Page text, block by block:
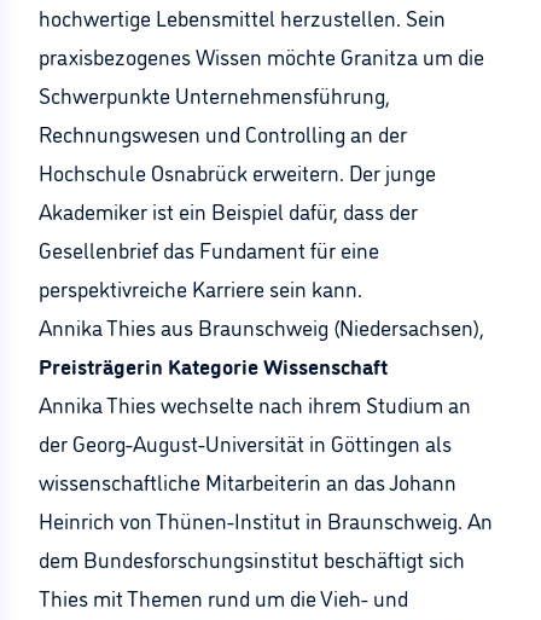
hochwertige Lebensmittel herzustellen. Sein
praxisbezogenes Wissen möchte Granitza um die
Schwerpunkte Unternehmensführung,
Rechnungswesen und Controlling an der
Hochschule Osnabrück erweitern. Der junge
Akademiker ist ein Beispiel dafür, dass der
Gesellenbrief das Fundament für eine
perspektivreiche Karriere sein kann.
Annika Thies aus Braunschweig (Niedersachsen),
Preisträgerin Kategorie Wissenschaft
Annika Thies wechselte nach ihrem Studium an
der Georg-August-Universität in Göttingen als
wissenschaftliche Mitarbeiterin an das Johann
Heinrich von Thünen-Institut in Braunschweig. An
dem Bundesforschungsinstitut beschäftigt sich
Thies mit Themen rund um die Vieh- und